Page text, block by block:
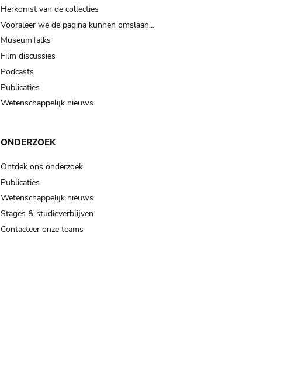
Herkomst van de collecties
Vooraleer we de pagina kunnen omslaan…
MuseumTalks
Film discussies
Podcasts
Publicaties
Wetenschappelijk nieuws
ONDERZOEK
Ontdek ons onderzoek
Publicaties
Wetenschappelijk nieuws
Stages & studieverblijven
Contacteer onze teams